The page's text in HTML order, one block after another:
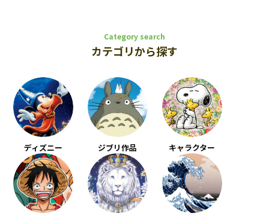
Category search
カテゴリから探す
ディズニー ジブリ作品 キャラクター